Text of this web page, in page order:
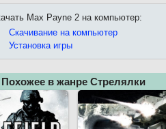
Max Payne 2 на компьютер:
Скачивание на компьютер
Установка игры
Похожее в жанре Стрелялки